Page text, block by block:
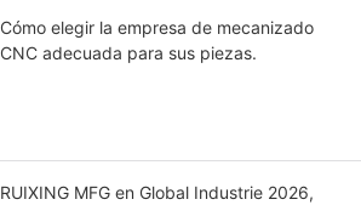
Cómo elegir la empresa de mecanizado
CNC adecuada para sus piezas.
RUIXING MFG en Global Industrie 2026,